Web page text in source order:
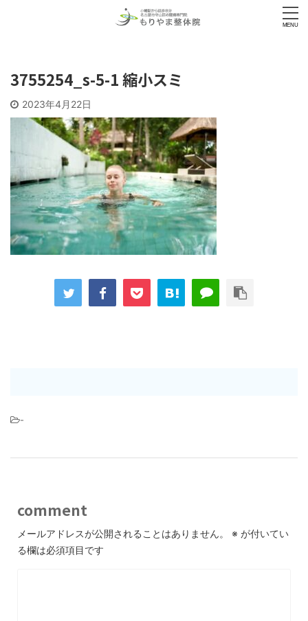
3755254_s-5-1 縮小スミ
2023年4月22日
-
comment
メールアドレスが公開されることはありません。 ※ が付いてい
る欄は必須項目です